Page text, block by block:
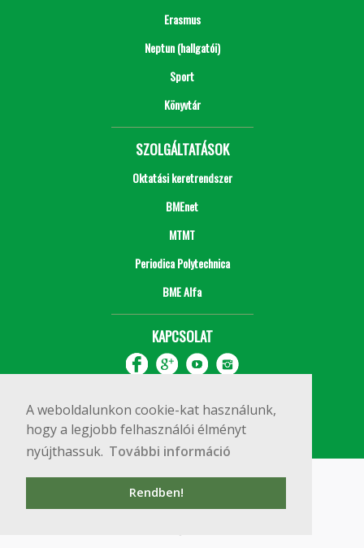
A weboldalunkon cookie-kat használunk,
hogy a legjobb felhasználói élményt
nyújthassuk. További információ
Rendben!
Erasmus
Neptun (hallgatói)
Sport
Könyvtár
SZOLGÁLTATÁSOK
Oktatási keretrendszer
BMEnet
MTMT
Periodica Polytechnica
BME Alfa
KAPCSOLAT
Copyright © 2020 BME Építőmérnöki Kar
1111 Budapest, Műegyetem rkp. 3.